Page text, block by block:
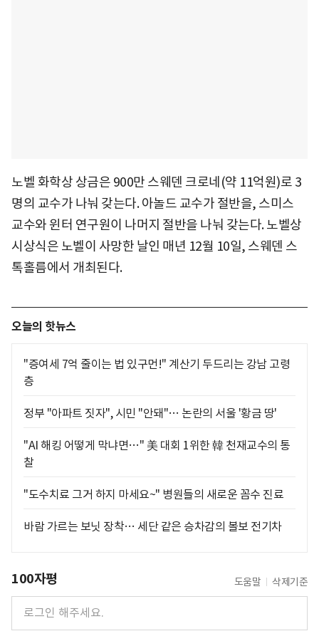
노벨 화학상 상금은 900만 스웨덴 크로네(약 11억원)로 3
명의 교수가 나눠 갖는다. 아놀드 교수가 절반을, 스미스
교수와 윈터 연구원이 나머지 절반을 나눠 갖는다. 노벨상
시상식은 노벨이 사망한 날인 매년 12월 10일, 스웨덴 스
톡홀름에서 개최된다.
오늘의 핫뉴스
"증여세 7억 줄이는 법 있구먼!" 계산기 두드리는 강남 고령
층
정부 "아파트 짓자", 시민 "안돼"… 논란의 서울 '황금 땅'
"AI 해킹 어떻게 막냐면…" 美 대회 1위한 韓 천재교수의 통
찰
"도수치료 그거 하지 마세요~" 병원들의 새로운 꼼수 진료
바람 가르는 보닛 장착… 세단 같은 승차감의 볼보 전기차
100자평 도움말 삭제기준